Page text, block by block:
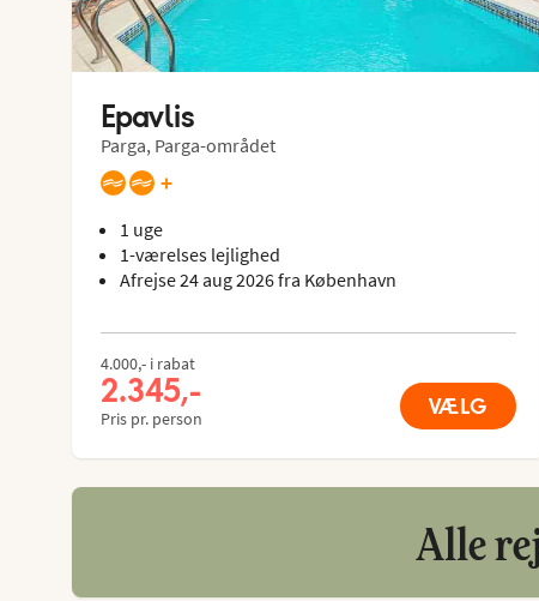
Epavlis
Parga, Parga-området
+
1 uge
1-værelses lejlighed
Afrejse 24 aug 2026 fra København
4.000,- i rabat
2.345,-
Pris pr. person VÆLG
Alle